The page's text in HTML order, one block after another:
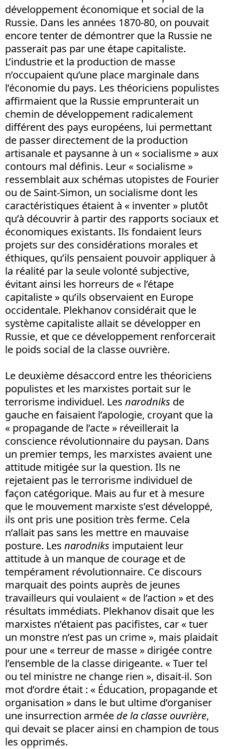
développement économique et social de la
Russie. Dans les années 1870-80, on pouvait
encore tenter de démontrer que la Russie ne
passerait pas par une étape capitaliste.
L’industrie et la production de masse
n’occupaient qu’une place marginale dans
l’économie du pays. Les théoriciens populistes
affirmaient que la Russie emprunterait un
chemin de développement radicalement
différent des pays européens, lui permettant
de passer directement de la production
artisanale et paysanne à un « socialisme » aux
contours mal définis. Leur « socialisme »
ressemblait aux schémas utopistes de Fourier
ou de Saint-Simon, un socialisme dont les
caractéristiques étaient à « inventer » plutôt
qu’à découvrir à partir des rapports sociaux et
économiques existants. Ils fondaient leurs
projets sur des considérations morales et
éthiques, qu’ils pensaient pouvoir appliquer à
la réalité par la seule volonté subjective,
évitant ainsi les horreurs de « l’étape
capitaliste » qu’ils observaient en Europe
occidentale. Plekhanov considérait que le
système capitaliste allait se développer en
Russie, et que ce développement renforcerait
le poids social de la classe ouvrière.
Le deuxième désaccord entre les théoriciens
populistes et les marxistes portait sur le
terrorisme individuel. Les narodniks de
gauche en faisaient l’apologie, croyant que la
« propagande de l’acte » réveillerait la
conscience révolutionnaire du paysan. Dans
un premier temps, les marxistes avaient une
attitude mitigée sur la question. Ils ne
rejetaient pas le terrorisme individuel de
façon catégorique. Mais au fur et à mesure
que le mouvement marxiste s’est développé,
ils ont pris une position très ferme. Cela
n’allait pas sans les mettre en mauvaise
posture. Les narodniks imputaient leur
attitude à un manque de courage et de
tempérament révolutionnaire. Ce discours
marquait des points auprès de jeunes
travailleurs qui voulaient « de l’action » et des
résultats immédiats. Plekhanov disait que les
marxistes n’étaient pas pacifistes, car « tuer
un monstre n’est pas un crime », mais plaidait
pour une « terreur de masse » dirigée contre
l’ensemble de la classe dirigeante. « Tuer tel
ou tel ministre ne change rien », disait-il. Son
mot d’ordre était : « Éducation, propagande et
organisation » dans le but ultime d’organiser
une insurrection armée de la classe ouvrière,
qui devait se placer ainsi en champion de tous
les opprimés.